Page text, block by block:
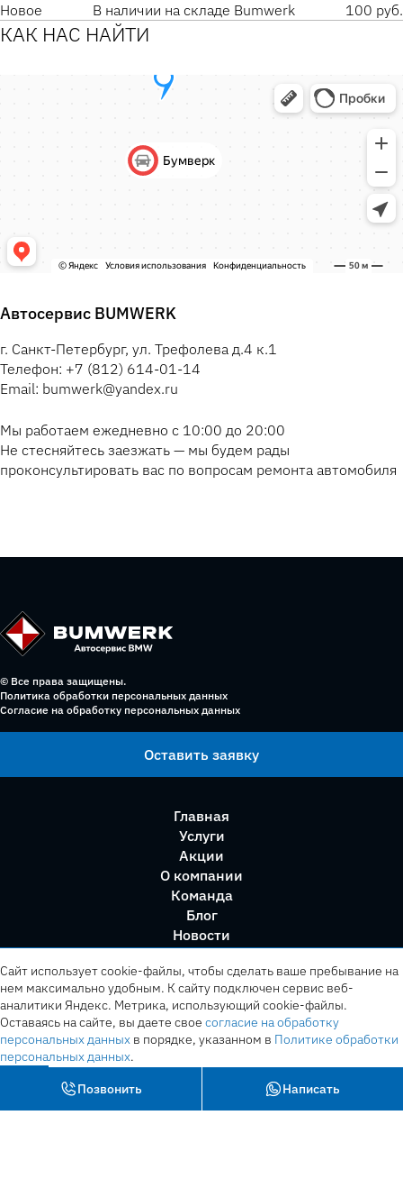
Новое
В наличии на складе Bumwerk 100 руб.
КАК НАС НАЙТИ
Автосервис BUMWERK
г. Санкт-Петербург, ул. Трефолева д.4 к.1
Телефон: +7 (812) 614-01-14
Email: bumwerk@yandex.ru
Мы работаем ежедневно с 10:00 до 20:00
Не стесняйтесь заезжать — мы будем рады
проконсультировать вас по вопросам ремонта автомобиля
© Все права защищены.
Политика обработки персональных данных
Согласие на обработку персональных данных
Оставить заявку
Главная
Услуги
Акции
О компании
Команда
Блог
Новости
Позвонить Написать
Сайт использует cookie-файлы, чтобы сделать ваше пребывание на
нем максимально удобным. К cайту подключен сервис веб-
аналитики Яндекс. Метрика, использующий cookie-файлы.
Оставаясь на сайте, вы даете свое согласие на обработку
персональных данных в порядке, указанном в Политике обработки
персональных данных.